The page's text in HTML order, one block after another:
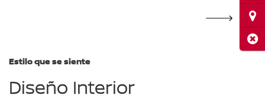
Estilo que se siente
Diseño Interior